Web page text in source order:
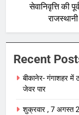
सेवानिवृत्ति की
Recent
बीकानेर- गंगाशहर में
जेवर पार
शुक्रवार , 7 अगस्त